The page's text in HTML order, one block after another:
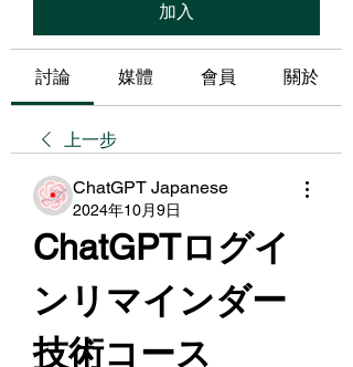
加入
討論 媒體 會員 關於
上一步
ChatGPT Japanese
2024年10月9日
ChatGPTログイ
ンリマインダー
技術コース